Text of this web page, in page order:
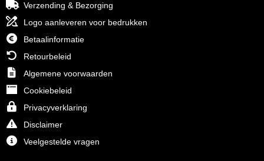
Verzending & Bezorging
Logo aanleveren voor bedrukken
Betaalinformatie
Retourbeleid
Algemene voorwaarden
Cookiebeleid
Privacyverklaring
Disclaimer
Veelgestelde vragen